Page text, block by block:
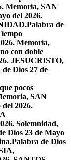
Memoria, SAN
del 2026.
Palabra de
Memoria,
con doble
JESUCRISTO,
Dios 27 de
pocos
SAN
del 2026.
Solemnidad,
Dios 23 de Mayo
Palabra de Dios